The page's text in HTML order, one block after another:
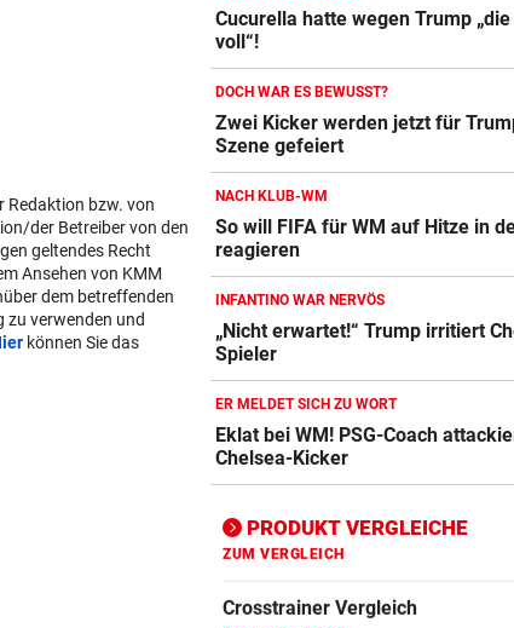
Redaktion bzw. von
der Betreiber von den
geltendes Recht
Ansehen von KMM
dem betreffenden
zu verwenden und
können Sie das
Cucurella hatte wegen Trump
voll“!
DOCH WAR ES BEWUSST?
Zwei Kicker werden jetzt für
Szene gefeiert
NACH KLUB-WM
So will FIFA für WM auf Hitze in
reagieren
INFANTINO WAR NERVÖS
„Nicht erwartet!“ Trump irritiert
Spieler
ER MELDET SICH ZU WORT
Eklat bei WM! PSG-Coach
Chelsea-Kicker
PRODUKT VERGLEICHE
Action-Cam Vergleich
ZUM VERGLEICH
Crosstrainer Vergleich
ZUM VERGLEICH
E-Bike Vergleich
ZUM VERGLEICH
Elektro-Scooter Vergleich
ZUM VERGLEICH
Ergometer Vergleich
ZUM VERGLEICH
ZUM VERGLEICH